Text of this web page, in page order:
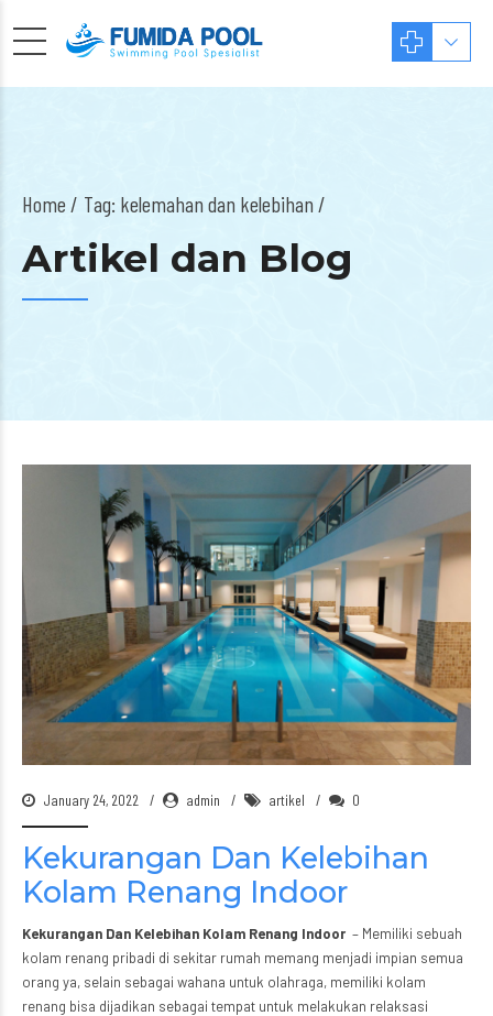
Home Tag: kelemahan dan kelebihan /
Artikel dan Blog
January 24, 2022 admin artikel 0
Kekurangan Dan Kelebihan
Kolam Renang Indoor
Kekurangan Dan Kelebihan Kolam Renang Indoor – Memiliki sebuah
kolam renang pribadi di sekitar rumah memang menjadi impian semua
orang ya, selain sebagai wahana untuk olahraga, memiliki kolam
renang bisa dijadikan sebagai tempat untuk melakukan relaksasi